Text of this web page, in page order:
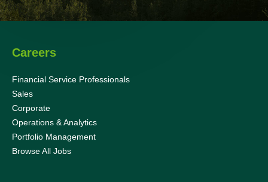
Careers
Financial Service Professionals
Sales
Corporate
Operations & Analytics
Portfolio Management
Browse All Jobs